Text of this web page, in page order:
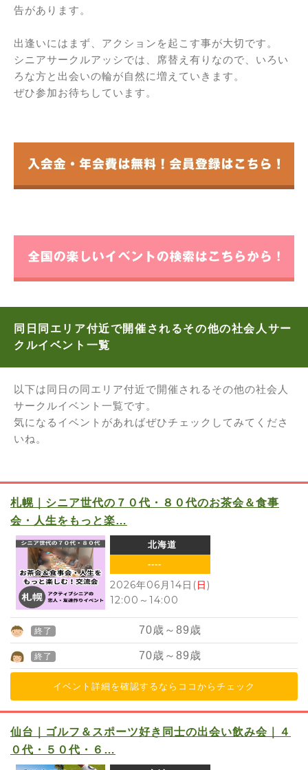
告があります。
出逢いにはまず、アクションを起こす事が大切です。
シニアサークルアッシでは、席替え有りなので、いろい
ろな方と出会いの輪が自然に増えていきます。
ぜひ参加お待ちしています。
同日同エリア付近で開催されるその他の社会人サー
クルイベント一覧
以下は同日の同エリア付近で開催されるその他の社会人
サークルイベント一覧です。
気になるイベントがあればぜひチェックしてみてくださ
いね。
札幌｜シニア世代の７０代・８０代のお茶会＆食事
会・人生をもっと楽…
北海道
----
2026年06月14日(日)
12:00 ～ 14:00
終了 70歳～89歳
終了 70歳～89歳
イベント詳細を確認するならココからチェック
仙台｜ゴルフ＆スポーツ好き同士の出会い飲み会｜４
０代・５０代・６…